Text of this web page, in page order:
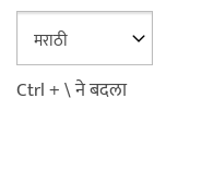
Ctrl + \ ने बदला